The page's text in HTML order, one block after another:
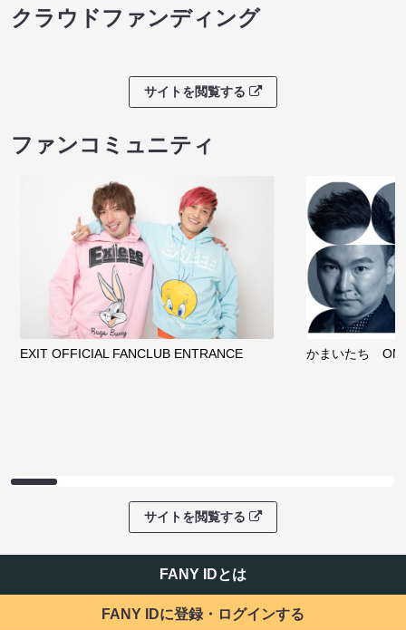
クラウドファンディング
サイトを閲覧する
ファンコミュニティ
EXIT OFFICIAL FANCLUB ENTRANCE かまいたち
サイトを閲覧する
FANY IDとは
FANY IDに登録・ログインする